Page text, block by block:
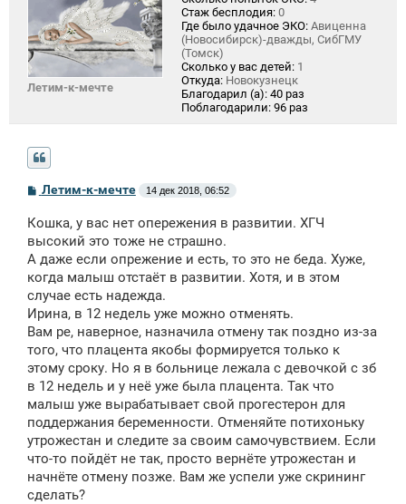
Летим-к-мечте
Стаж бесплодия: 0
Где было удачное ЭКО: Авиценна
(Новосибирск)-дважды, СибГМУ
(Томск)
Сколько у вас детей: 1
Откуда: Новокузнецк
Благодарил (а): 40 раз
Поблагодарили: 96 раз
С
о
б
щ
н
и
Летим-к-мечте 14 дек 2018, 06:52
Кошка, у вас нет опережения в развитии. ХГЧ
высокий это тоже не страшно.
А даже если опрежение и есть, то это не беда. Хуже,
когда малыш отстаёт в развитии. Хотя, и в этом
случае есть надежда.
Ирина, в 12 недель уже можно отменять.
Вам ре, наверное, назначила отмену так поздно из-за
того, что плацента якобы формируется только к
этому сроку. Но я в больнице лежала с девочкой с зб
в 12 недель и у неё уже была плацента. Так что
малыш уже вырабатывает свой прогестерон для
поддержания беременности. Отменяйте потихоньку
утрожестан и следите за своим самочувствием. Если
что-то пойдёт не так, просто вернёте утрожестан и
начнёте отмену позже. Вам же успели уже скрининг
сделать?